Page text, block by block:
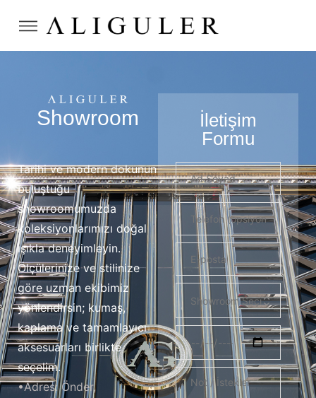
Showroom
Tarihi ve modern dokunun
buluştuğu
showroomumuzda
koleksiyonlarımızı doğal
ışıkla deneyimleyin.
Ölçülerinize ve stilinize
göre uzman ekibimiz
yönlendirsin; kumaş,
kaplama ve tamamlayıcı
aksesuarları birlikte
seçelim.
•Adres: Önder,
İletişim
Formu